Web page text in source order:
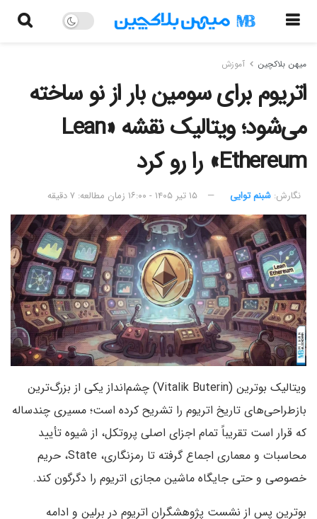
میهن بلاکچین آموزش
اتریوم برای سومین بار از نو ساخته
می‌شود؛ ویتالیک نقشه «Lean
Ethereum» را رو کرد
نگارش:‌ شبنم توایی ۱۵ تیر ۱۴۰۵ - ۱۶:۰۰ زمان مطالعه: ۷ دقیقه
ویتالیک بوترین (Vitalik Buterin) چشم‌انداز یکی از بزرگ‌ترین
بازطراحی‌های تاریخ اتریوم را تشریح کرده است؛ مسیری چندساله
که قرار است تقریباً تمام اجزای اصلی پروتکل، از شیوه تأیید
محاسبات و معماری اجماع گرفته تا رمزنگاری، State، حریم
خصوصی و حتی جایگاه ماشین مجازی اتریوم را دگرگون کند.
بوترین پس از نشست پژوهشگران اتریوم در برلین و ادامه